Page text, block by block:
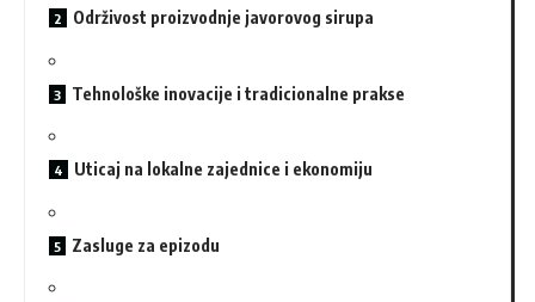
Održivost proizvodnje javorovog sirupa
Tehnološke inovacije i tradicionalne prakse
Uticaj na lokalne zajednice i ekonomiju
Zasluge za epizodu